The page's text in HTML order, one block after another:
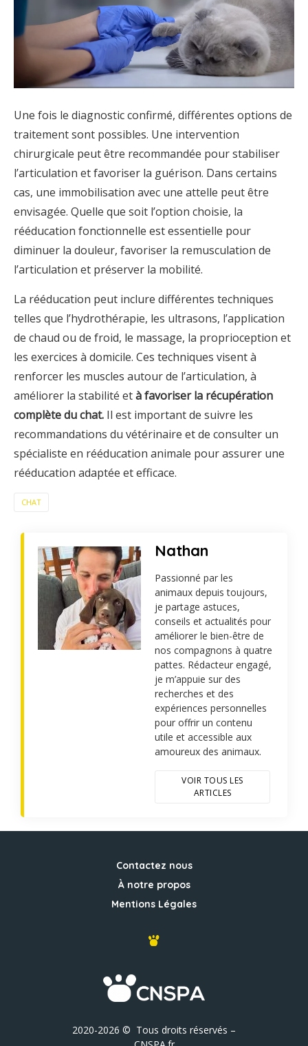
Une fois le diagnostic confirmé, différentes options de
traitement sont possibles. Une intervention
chirurgicale peut être recommandée pour stabiliser
l’articulation et favoriser la guérison. Dans certains
cas, une immobilisation avec une attelle peut être
envisagée. Quelle que soit l’option choisie, la
rééducation fonctionnelle est essentielle pour
diminuer la douleur, favoriser la remusculation de
l’articulation et préserver la mobilité.
La rééducation peut inclure différentes techniques
telles que l’hydrothérapie, les ultrasons, l’application
de chaud ou de froid, le massage, la proprioception et
les exercices à domicile. Ces techniques visent à
renforcer les muscles autour de l’articulation, à
améliorer la stabilité età favoriser la récupération
complète du chat. Il est important de suivre les
recommandations du vétérinaire et de consulter un
spécialiste en rééducation animale pour assurer une
rééducation adaptée et efficace.
CHAT
Nathan
Passionné par les
animaux depuis toujours,
je partage astuces,
conseils et actualités pour
améliorer le bien-être de
nos compagnons à quatre
pattes. Rédacteur engagé,
je m’appuie sur des
recherches et des
expériences personnelles
pour offrir un contenu
utile et accessible aux
amoureux des animaux.
VOIR TOUS LES
ARTICLES
Contactez nous
À notre propos
Mentions Légales
2020-2026 © Tous droits réservés –